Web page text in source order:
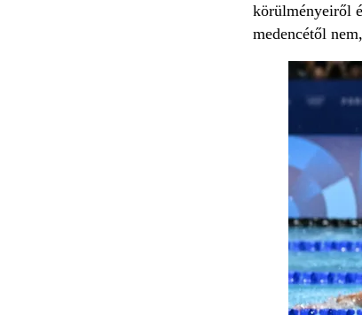
körülményeiről
medencétől